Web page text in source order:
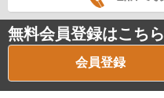
無料会員登録はこちら
会員登録